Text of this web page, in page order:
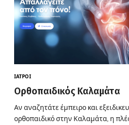
ΙΑΤΡΟΊ
Ορθοπαιδικός Καλαμάτα
Αν αναζητάτε έμπειρο και
ορθοπαιδικό στην Καλαμάτα, η